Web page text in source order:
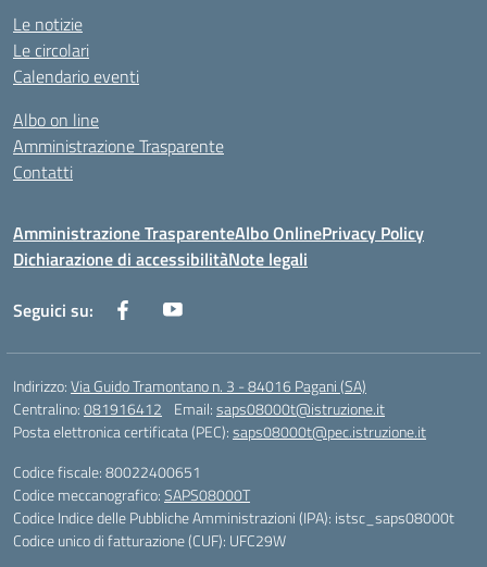
Le notizie
Le circolari
Calendario eventi
Albo on line
Amministrazione Trasparente
Contatti
Amministrazione TrasparenteAlbo OnlinePrivacy Policy
Dichiarazione di accessibilitàNote legali
Seguici su:
Indirizzo:Via Guido Tramontano n. 3 - 84016 Pagani (SA)
Centralino:081916412 Email:saps08000t@istruzione.it
Posta elettronica certificata (PEC):saps08000t@pec.istruzione.it
Codice fiscale: 80022400651
Codice meccanografico:SAPS08000T
Codice Indice delle Pubbliche Amministrazioni (IPA): istsc_saps08000t
Codice unico di fatturazione (CUF): UFC29W